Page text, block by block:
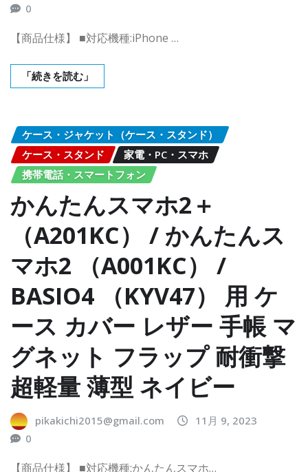
0
【商品仕様】 ■対応機種:iPhone …
「続きを読む」
ケース・ジャケット（ケース・スタンド）
ケース・スタンド
家電・PC・スマホ
携帯電話・スマートフォン
かんたんスマホ2＋
（A201KC） / かんたんス
マホ2 （A001KC） /
BASIO4 （KYV47） 用 ケ
ース カバー レザー 手帳 マ
グネット フラップ 耐衝撃
超軽量 薄型 ネイビー
pikakichi2015@gmail.com
11月 9, 2023
0
【商品仕様】 ■対応機種:かんたんスマホ…